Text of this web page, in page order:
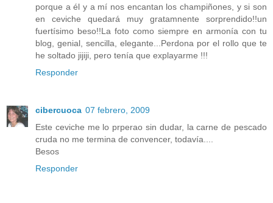
porque a él y a mí nos encantan los champiñones, y si son
en ceviche quedará muy gratamnente sorprendido!!un
fuertísimo beso!!La foto como siempre en armonía con tu
blog, genial, sencilla, elegante...Perdona por el rollo que te
he soltado jijiji, pero tenía que explayarme !!!
Responder
cibercuoca 07 febrero, 2009
Este ceviche me lo prperao sin dudar, la carne de pescado
cruda no me termina de convencer, todavía....
Besos
Responder